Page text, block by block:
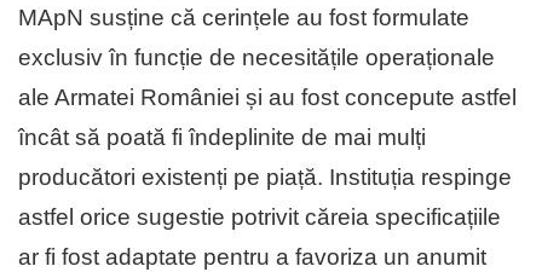
MApN susține că cerințele au fost formulate
exclusiv în funcție de necesitățile operaționale
ale Armatei României și au fost concepute astfel
încât să poată fi îndeplinite de mai mulți
producători existenți pe piață. Instituția respinge
astfel orice sugestie potrivit căreia specificațiile
ar fi fost adaptate pentru a favoriza un anumit